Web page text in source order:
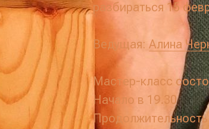
разбираться 15
Ведущая: Алина
Мастер-класс
Начало в 19.30